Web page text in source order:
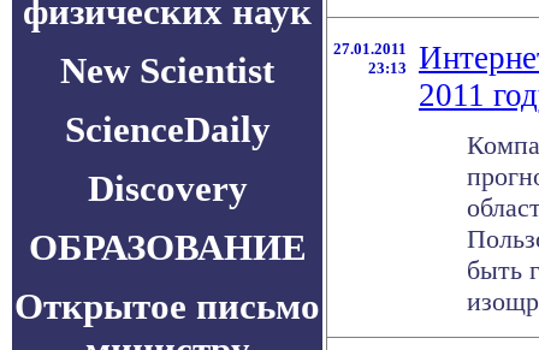
физических наук
New Scientist
ScienceDaily
Discovery
ОБРАЗОВАНИЕ
Открытое письмо
27.01.2011
23:13
2011
быть